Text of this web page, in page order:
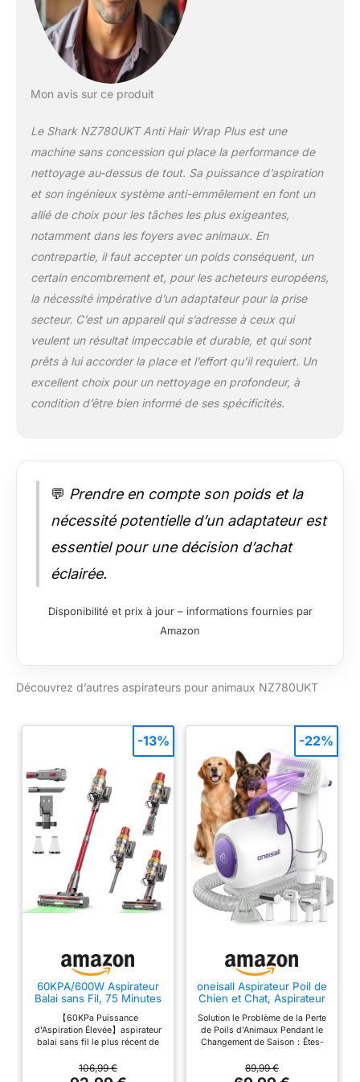
Mon avis sur ce produit
Le Shark NZ780UKT Anti Hair Wrap Plus est une
machine sans concession qui place la performance de
nettoyage au-dessus de tout. Sa puissance d’aspiration
et son ingénieux système anti-emmêlement en font un
allié de choix pour les tâches les plus exigeantes,
notamment dans les foyers avec animaux. En
contrepartie, il faut accepter un poids conséquent, un
certain encombrement et, pour les acheteurs européens,
la nécessité impérative d’un adaptateur pour la prise
secteur. C’est un appareil qui s’adresse à ceux qui
veulent un résultat impeccable et durable, et qui sont
prêts à lui accorder la place et l’effort qu’il requiert. Un
excellent choix pour un nettoyage en profondeur, à
condition d’être bien informé de ses spécificités.
💬 Prendre en compte son poids et la
nécessité potentielle d’un adaptateur est
essentiel pour une décision d’achat
éclairée.
Disponibilité et prix à jour – informations fournies par
Amazon
Découvrez d’autres aspirateurs pour animaux NZ780UKT
60KPA/600W Aspirateur
Balai sans Fil, 75 Minutes
Autonomie Aspirateur
sans Fil Puissant avec
Recharge Murale Écran
Intelligent, aspirateur
Poils
【60KPa Puissance
d'Aspiration Élevée】aspirateur
balai sans fil le plus récent de
amélioré de 600W, offrant une
aspiration allant jusqu'à
106,99 €
-13%
oneisall Aspirateur Poil de
Chien et Chat, Aspirateur
Brosse, 12000Pa
Puissance d'Aspiration,
Elimine 99.99% des Poils
Accessoires de Soins,
Solution le Problème de la Perte
de Poils d'Animaux Pendant le
Changement de Saison：Êtes-
causé par le perte de poils de
votre chien ou chat lorsque la
89,99 €
-22%